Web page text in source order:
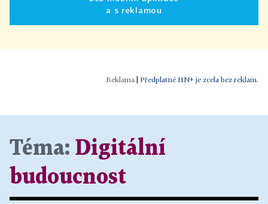
a s reklamou
| Předplatné HN+ je zcela bez reklam.
Téma: Digitální
budoucnost